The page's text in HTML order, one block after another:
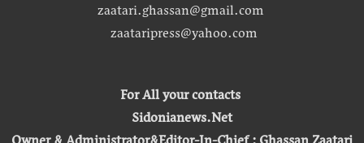
zaatari.ghassan@gmail.com
zaataripress@yahoo.com
For All your contacts
Sidonianews.Net